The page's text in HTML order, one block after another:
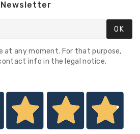
Newsletter
OK
at any moment. For that purpose,
info in the legal notice.